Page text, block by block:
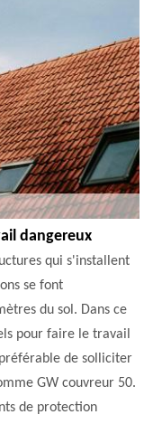
dangereux
qui s'installent
se font
du sol. Dans ce
pour faire le travail
de solliciter
GW couvreur 50.
de protection